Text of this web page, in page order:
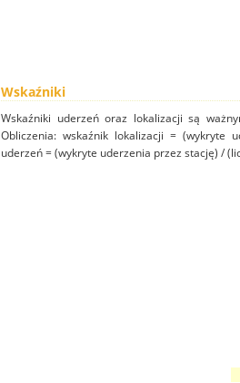
Wskaźniki
Wskaźniki uderzeń oraz lokalizacji są
Obliczenia: wskaźnik lokalizacji = (wykryte
uderzeń = (wykryte uderzenia przez stację) /